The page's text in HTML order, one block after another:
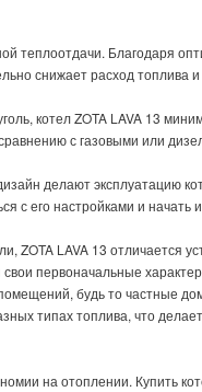
теплоотдачи. Благодаря
снижает расход топлива
котел ZOTA LAVA 13
с газовыми или
делают эксплуатацию
с его настройками и начать
ZOTA LAVA 13 отличается
первоначальные
будь то частные
типах топлива, что
на отоплении. Купить